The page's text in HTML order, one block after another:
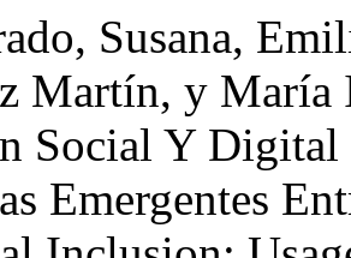
Susana,
Martín, y María
Social Y Digital
Emergentes